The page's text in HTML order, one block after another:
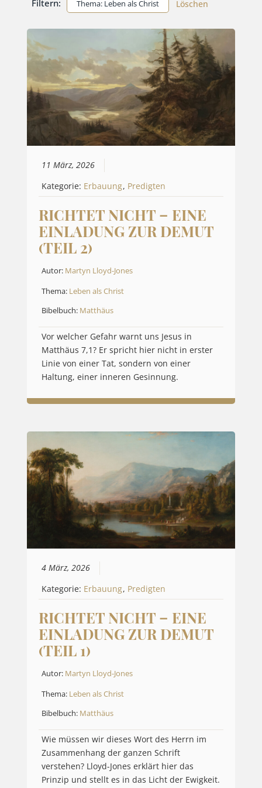
Filtern: Thema: Leben als Christ Löschen
11 März, 2026
Kategorie: Erbauung, Predigten
RICHTET NICHT – EINE
EINLADUNG ZUR DEMUT
(TEIL 2)
Autor: Martyn Lloyd-Jones
Thema: Leben als Christ
Bibelbuch: Matthäus
Vor welcher Gefahr warnt uns Jesus in
Matthäus 7,1? Er spricht hier nicht in erster
Linie von einer Tat, sondern von einer
Haltung, einer inneren Gesinnung.
4 März, 2026
Kategorie: Erbauung, Predigten
RICHTET NICHT – EINE
EINLADUNG ZUR DEMUT
(TEIL 1)
Autor: Martyn Lloyd-Jones
Thema: Leben als Christ
Bibelbuch: Matthäus
Wie müssen wir dieses Wort des Herrn im
Zusammenhang der ganzen Schrift
verstehen? Lloyd-Jones erklärt hier das
Prinzip und stellt es in das Licht der Ewigkeit.